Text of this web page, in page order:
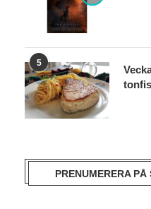
5
PRENUMERERA PÅ